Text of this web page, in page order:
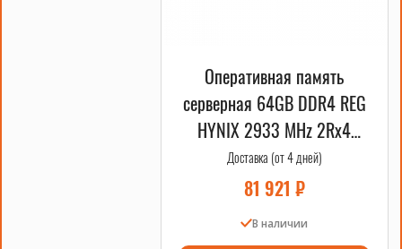
Оперативная память
серверная 64GB DDR4 REG
HYNIX 2933 MHz 2Rx4
RDIMM OEM
Доставка (от 4 дней)
81 921 ₽
В наличии